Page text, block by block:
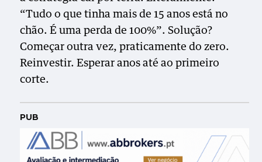
“Tudo o que tinha mais de 15 anos está no
chão. É uma perda de 100%”. Solução?
Começar outra vez, praticamente do zero.
Reinvestir. Esperar anos até ao primeiro
corte.
PUB